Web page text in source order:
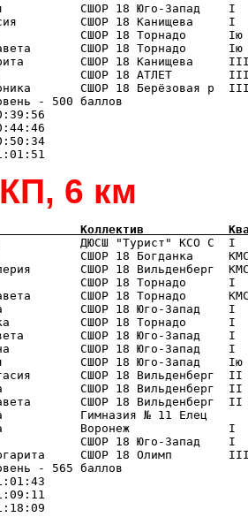
СШОР 18 Юго-Запад
СШОР 18 Канищева
СШОР 18 Торнадо
СШОР 18 Торнадо
СШОР 18 Канищева
СШОР 18 АТЛЕТ
СШОР 18
- 500 баллов
6 км
Коллектив            Квал
ДЮСШ "Турист" КСО С
СШОР 18 Богданка
СШОР 18 Вильденберг
СШОР 18 Торнадо
СШОР 18 Торнадо
СШОР 18 Юго-Запад
СШОР 18 Торнадо
СШОР 18 Юго-Запад
СШОР 18 Юго-Запад
СШОР 18 Юго-Запад
СШОР 18 Вильденберг
СШОР 18 Вильденберг
СШОР 18 Вильденберг
Гимназия №
Воронеж
СШОР 18
Маргарита     СШОР 18
- 565 баллов